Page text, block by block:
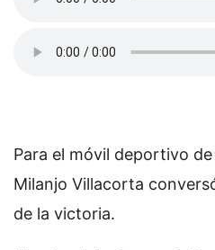
Para el móvil deportivo
Milanjo Villacorta
de la victoria.